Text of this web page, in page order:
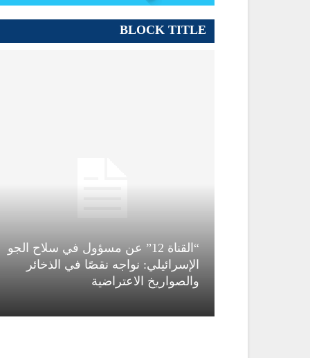
BLOCK TITLE
“القناة 12” عن مسؤول في سلاح الجو
الإسرائيلي: نواجه نقصًا في الذخائر
والصواريخ الاعتراضية